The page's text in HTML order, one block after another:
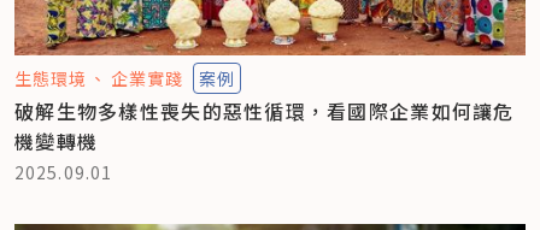
生態環境 企業實踐 案例
破解生物多樣性喪失的惡性循環，看國際企業如何讓危
機變轉機
2025.09.01